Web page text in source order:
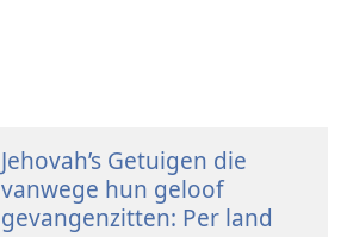
Jehovah’s Getuigen die
vanwege hun geloof
gevangenzitten: Per land